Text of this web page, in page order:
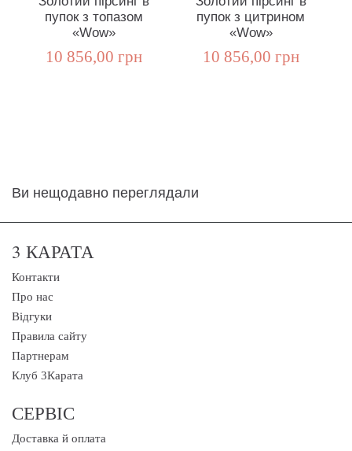
пупок з топазом
«Wow»
10 856,00 грн
пупок з цитрином
«Wow»
10 856,00 грн
Ви нещодавно переглядали
3 КАРАТА
Контакти
Про нас
Відгуки
Правила сайту
Партнерам
Клуб 3Карата
СЕРВІС
Доставка й оплата